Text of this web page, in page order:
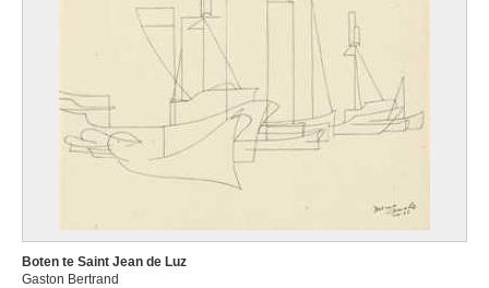
Boten te Saint Jean de Luz
Gaston Bertrand